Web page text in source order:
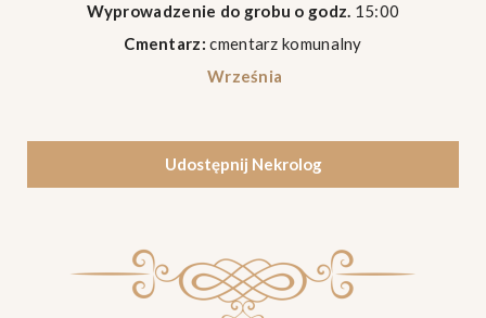
Wyprowadzenie do grobu o godz. 15:00
Cmentarz: cmentarz komunalny
Września
Udostępnij Nekrolog